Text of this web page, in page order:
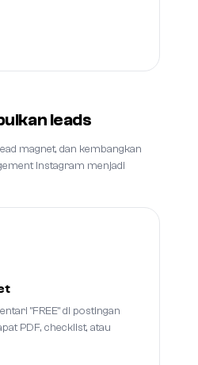
leads
magnet, dan kembangkan
Instagram menjadi
"FREE" di postingan
PDF, checklist, atau